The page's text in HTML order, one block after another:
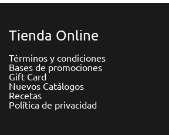
Tienda Online
Términos y condiciones
Bases de promociones
Gift Card
Nuevos Catálogos
Recetas
Política de privacidad